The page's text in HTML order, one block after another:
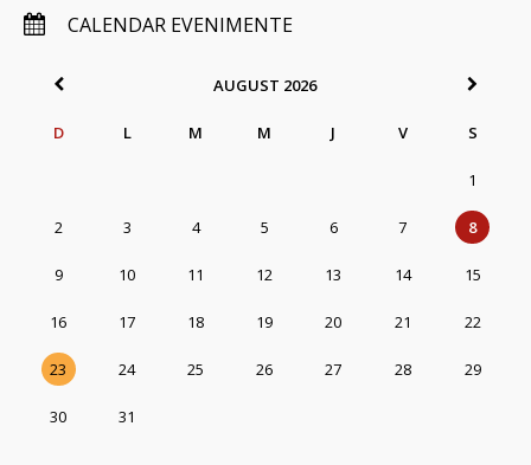
CALENDAR EVENIMENTE
AUGUST 2026
D L M M J V
1
2 3 4 5 6 7 8
9 10 11 12 13 14 15
16 17 18 19 20 21 22
23 24 25 26 27 28 29
30 31